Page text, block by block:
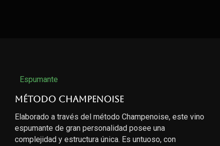
Espumante
Método Champenoise
Elaborado a través del método Champenoise, este vino
espumante de gran personalidad posee una
complejidad y estructura única. Es untuoso, con